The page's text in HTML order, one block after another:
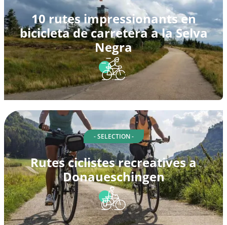
10 rutes impressionants en
bicicleta de carretera a la Selva
Negra
- SELECTION -
Rutes ciclistes recreatives a
Donaueschingen